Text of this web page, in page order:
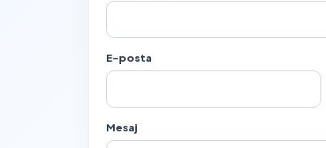
E-posta
Mesaj